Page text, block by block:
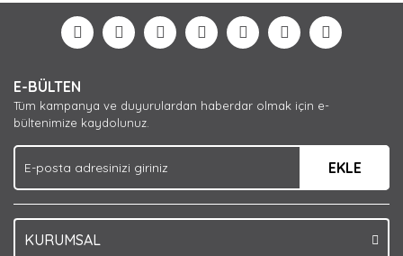
Yorum Yaz
formunu kullanarak tarafımıza iletebilirsiniz.
Görüş ve önerileriniz için teşekkür ederiz.
Ürün açıklamasında eksik bilgiler bulunuyor.
Ürün bilgilerinde hatalar bulunuyor.
Ürün fiyatı diğer sitelerden daha pahalı.
Bu ürüne benzer farklı alternatifler olmalı.
E-BÜLTEN
Tüm kampanya ve duyurulardan haberdar olmak için e-
bültenimize kaydolunuz.
EKLE
KURUMSAL